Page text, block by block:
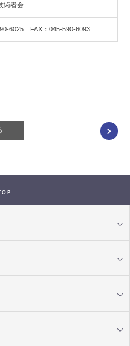
術者会
6025 FAX：045-590-6093